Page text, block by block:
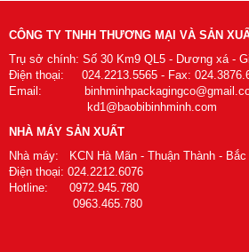
CÔNG TY TNHH THƯƠNG MẠI VÀ SẢN
Trụ sở chính: Số 30 Km9 QL5 - Dương xá -
Điện thoại: 024.2213.5565 - Fax:
Email:
kd1@baobibinhminh.com
NHÀ MÁY SẢN XUẤT
Nhà máy: KCN Hà Mãn - Thuận Thành - Bắc
Điện thoại: 024.2212.6076
Hotline: 0972.945.780
0963.465.780